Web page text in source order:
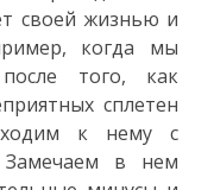
своей жизнью и
когда мы
того, как
сплетен
к нему с
Замечаем в нем